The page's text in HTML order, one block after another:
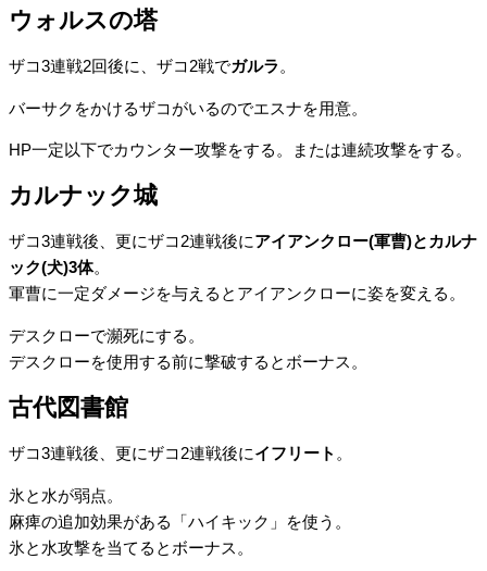
ウォルスの塔
ザコ3連戦2回後に、ザコ2戦でガルラ 。
バーサクをかけるザコがいるのでエスナを用意。
HP一定以下でカウンター攻撃をする。または連続攻撃をする。
カルナック城
ザコ3連戦後、更にザコ2連戦後にアイアンクロー(軍曹)とカルナ
ック(犬)3体。
軍曹に一定ダメージを与えるとアイアンクローに姿を変える。
デスクローで瀕死にする。
デスクローを使用する前に撃破するとボーナス。
古代図書館
ザコ3連戦後、更にザコ2連戦後にイフリート 。
氷と水が弱点。
麻痺の追加効果がある「ハイキック」を使う。
氷と水攻撃を当てるとボーナス。